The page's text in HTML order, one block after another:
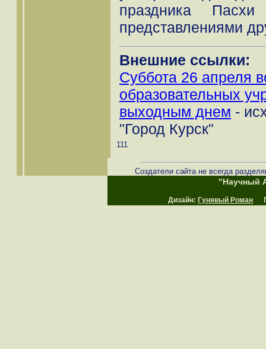
праздника
представлениями
Внешние ссылки:
Суббота 26 апреля
образовательных
выходным днем -
"Город Курск"
111
Создатели сайта не всегда
"Научный
Дизайн: Гунявый Роман